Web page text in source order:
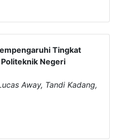
Tingkat
Negeri
Away, Tandi Kadang,